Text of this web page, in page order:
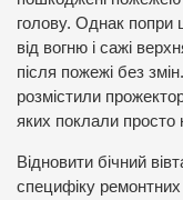
голову. Однак попри
від вогню і сажі
після пожежі без
розмістили
яких поклали просто
Відновити бічний
специфіку ремонтних